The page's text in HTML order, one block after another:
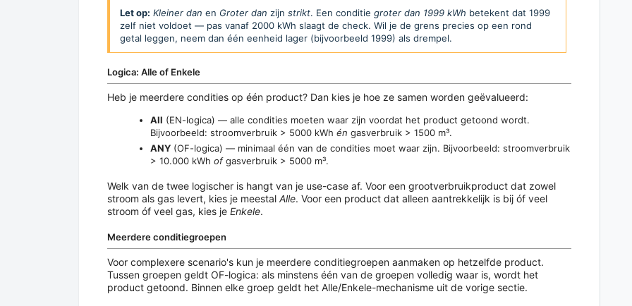
Let op: Kleiner dan en Groter dan zijn strikt. Een conditie groter dan 1999 kWh betekent dat 1999
zelf niet voldoet — pas vanaf 2000 kWh slaagt de check. Wil je de grens precies op een rond
getal leggen, neem dan één eenheid lager (bijvoorbeeld 1999) als drempel.
Logica: Alle of Enkele
Heb je meerdere condities op één product? Dan kies je hoe ze samen worden geëvalueerd:
All (EN-logica) — alle condities moeten waar zijn voordat het product getoond wordt.
Bijvoorbeeld: stroomverbruik > 5000 kWh én gasverbruik > 1500 m³.
ANY (OF-logica) — minimaal één van de condities moet waar zijn. Bijvoorbeeld: stroomverbruik
> 10.000 kWh ofgasverbruik > 5000 m³.
Welk van de twee logischer is hangt van je use-case af. Voor een grootverbruikproduct dat zowel
stroom als gas levert, kies je meestal Alle. Voor een product dat alleen aantrekkelijk is bij óf veel
stroom óf veel gas, kies je Enkele.
Meerdere conditiegroepen
Voor complexere scenario's kun je meerdere conditiegroepen aanmaken op hetzelfde product.
Tussen groepen geldt OF-logica: als minstens één van de groepen volledig waar is, wordt het
product getoond. Binnen elke groep geldt het Alle/Enkele-mechanisme uit de vorige sectie.